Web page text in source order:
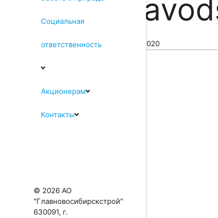
Социальная
ответственность
Акционерам
Контакты
© 2026 АО
"Главновосибирскстрой"
630091, г.
22.04.2020